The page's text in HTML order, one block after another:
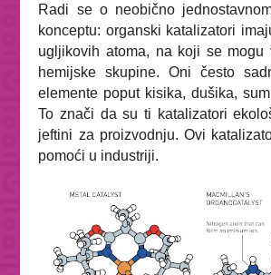
Radi se o neobično
konceptu: organski katalizatori
ugljikovih atoma, na koji se mogu
hemijske skupine. Oni često
elemente poput kisika, dušika,
To znači da su ti katalizatori
jeftini za proizvodnju. Ovi
pomoći u industriji.